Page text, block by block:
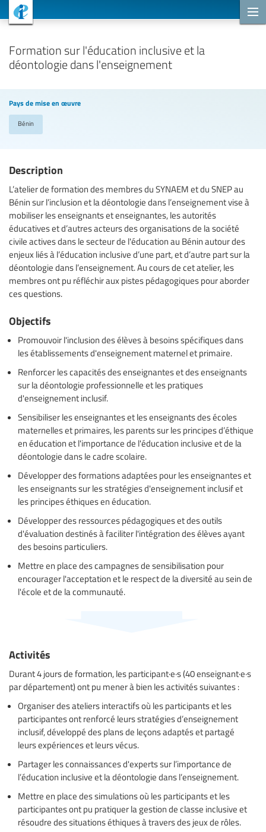
Formation sur l'éducation inclusive et la
déontologie dans l'enseignement
Pays de mise en œuvre
Bénin
Description
L’atelier de formation des membres du SYNAEM et du SNEP au
Bénin sur l’inclusion et la déontologie dans l’enseignement vise à
mobiliser les enseignants et enseignantes, les autorités
éducatives et d’autres acteurs des organisations de la société
civile actives dans le secteur de l'éducation au Bénin autour des
enjeux liés à l’éducation inclusive d’une part, et d’autre part sur la
déontologie dans l’enseignement. Au cours de cet atelier, les
membres ont pu réfléchir aux pistes pédagogiques pour aborder
ces questions.
Objectifs
Promouvoir l'inclusion des élèves à besoins spécifiques dans
les établissements d'enseignement maternel et primaire.
Renforcer les capacités des enseignantes et des enseignants
sur la déontologie professionnelle et les pratiques
d'enseignement inclusif.
Sensibiliser les enseignantes et les enseignants des écoles
maternelles et primaires, les parents sur les principes d’éthique
en éducation et l'importance de l'éducation inclusive et de la
déontologie dans le cadre scolaire.
Développer des formations adaptées pour les enseignantes et
les enseignants sur les stratégies d'enseignement inclusif et
les principes éthiques en éducation.
Développer des ressources pédagogiques et des outils
d'évaluation destinés à faciliter l'intégration des élèves ayant
des besoins particuliers.
Mettre en place des campagnes de sensibilisation pour
encourager l'acceptation et le respect de la diversité au sein de
l'école et de la communauté.
Activités
Durant 4 jours de formation, les participant·e·s (40 enseignant·e·s
par département) ont pu mener à bien les activités suivantes :
Organiser des ateliers interactifs où les participants et les
participantes ont renforcé leurs stratégies d’enseignement
inclusif, développé des plans de leçons adaptés et partagé
leurs expériences et leurs vécus.
Partager les connaissances d'experts sur l’importance de
l’éducation inclusive et la déontologie dans l’enseignement.
Mettre en place des simulations où les participants et les
participantes ont pu pratiquer la gestion de classe inclusive et
résoudre des situations éthiques à travers des jeux de rôles.